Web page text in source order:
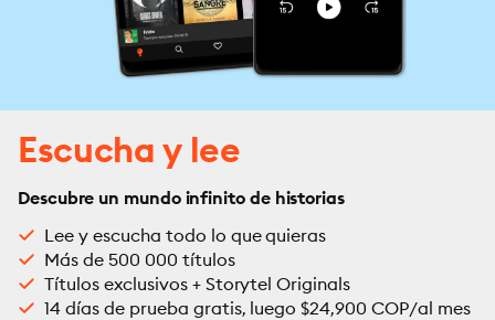
Escucha y lee
Descubre un mundo infinito de historias
Lee y escucha todo lo que quieras
Más de 500 000 títulos
Títulos exclusivos + Storytel Originals
14 días de prueba gratis, luego $24,900 COP/al mes